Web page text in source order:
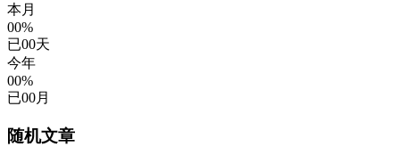
本月
00%
已00天
今年
00%
已00月
随机文章